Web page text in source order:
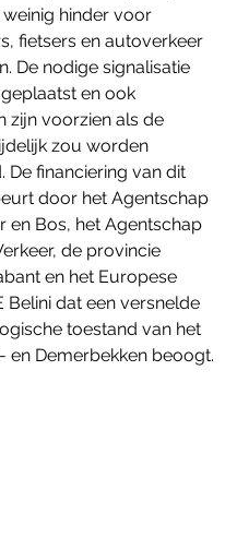
hinder voor
fietsers en autoverkeer
De nodige signalisatie
en ook
zijn voorzien als de
zou worden
De financiering van dit
door het Agentschap
en Bos, het Agentschap
de provincie
en het Europese
Belini dat een versnelde
toestand van het
en Demerbekken beoogt.